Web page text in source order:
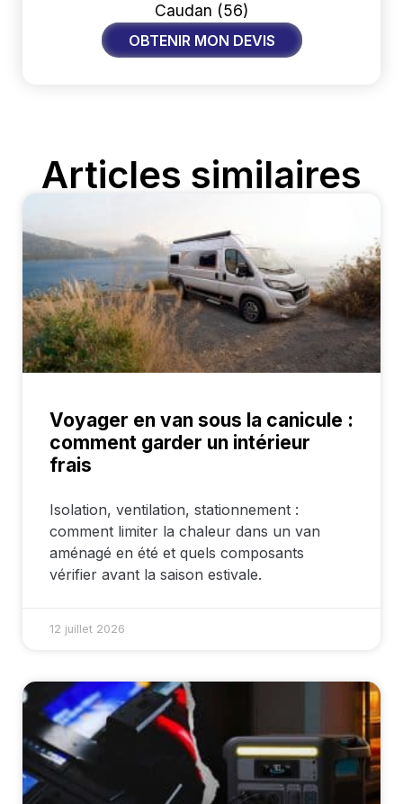
Caudan (56)
OBTENIR MON DEVIS
Articles similaires
Voyager en van sous la canicule :
comment garder un intérieur
frais
Isolation, ventilation, stationnement :
comment limiter la chaleur dans un van
aménagé en été et quels composants
vérifier avant la saison estivale.
12 juillet 2026